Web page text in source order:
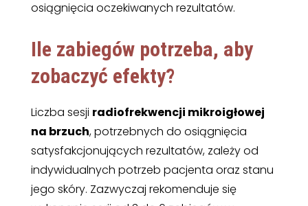
osiągnięcia oczekiwanych rezultatów.
Ile zabiegów potrzeba, aby
zobaczyć efekty?
Liczba sesji radiofrekwencji mikroigłowej
na brzuch, potrzebnych do osiągnięcia
satysfakcjonujących rezultatów, zależy od
indywidualnych potrzeb pacjenta oraz stanu
jego skóry. Zazwyczaj rekomenduje się